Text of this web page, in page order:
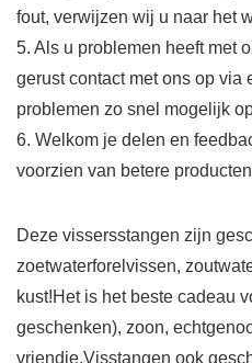
fout, verwijzen wij u naar het
5. Als u problemen heeft met
gerust contact met ons op via
problemen zo snel mogelijk
6. Welkom je delen en
voorzien van betere
Deze vissersstangen zijn
zoetwaterforelvissen,
kust!Het is het beste cadeau
geschenken), zoon,
vriendje.Visstangen ook